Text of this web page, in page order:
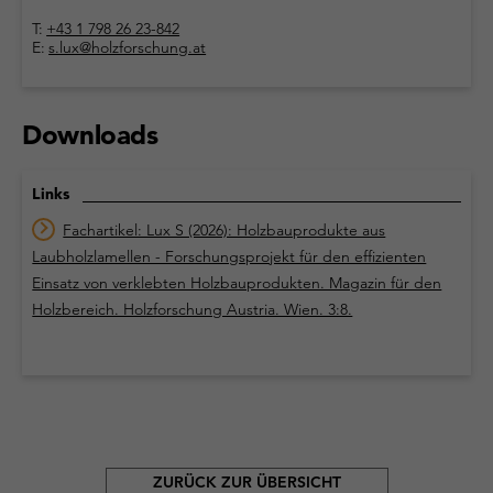
T: +43 1 798 26 23-842
E: s.lux@holzforschung.at
Downloads
Links
Fachartikel: Lux S (2026): Holzbauprodukte aus
Laubholzlamellen - Forschungsprojekt für den effizienten
Einsatz von verklebten Holzbauprodukten. Magazin für den
Holzbereich. Holzforschung Austria. Wien. 3:8.
ZURÜCK ZUR ÜBERSICHT